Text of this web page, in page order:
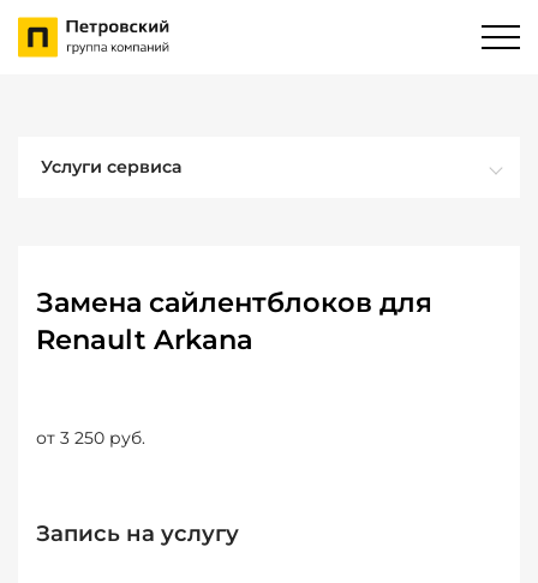
Услуги сервиса
Замена сайлентблоков для
Renault Arkana
от 3 250 руб.
Запись на услугу